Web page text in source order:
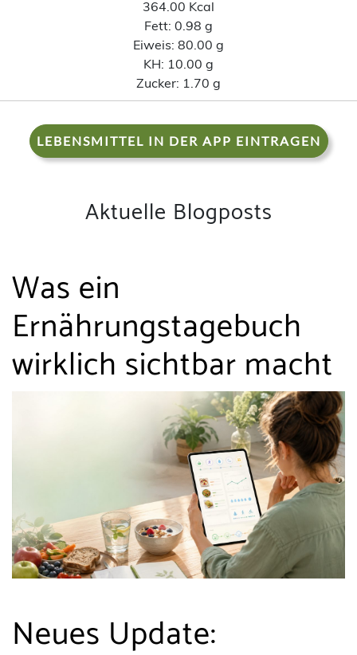
364.00 Kcal
Fett: 0.98 g
Eiweis: 80.00 g
KH: 10.00 g
Zucker: 1.70 g
LEBENSMITTEL IN DER APP EINTRAGEN
Aktuelle Blogposts
Was ein
Ernährungstagebuch
wirklich sichtbar macht
Neues Update: